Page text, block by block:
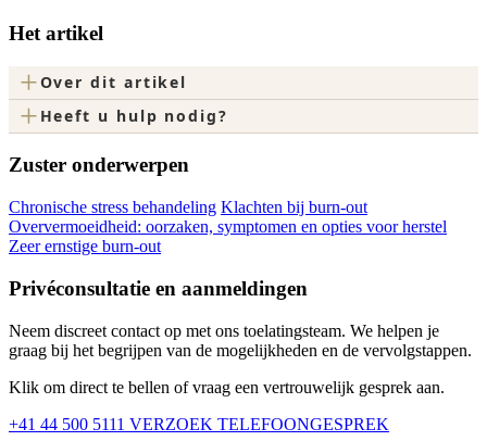
Het artikel
+Over dit artikel
+ Heeft u hulp nodig?
Zuster onderwerpen
Chronische stress behandeling Klachten bij burn-out
Oververmoeidheid: oorzaken, symptomen en opties voor herstel
Zeer ernstige burn-out
Privéconsultatie en aanmeldingen
Neem discreet contact op met ons toelatingsteam. We helpen je
graag bij het begrijpen van de mogelijkheden en de vervolgstappen.
Klik om direct te bellen of vraag een vertrouwelijk gesprek aan.
+41 44 500 5111 VERZOEK TELEFOONGESPREK